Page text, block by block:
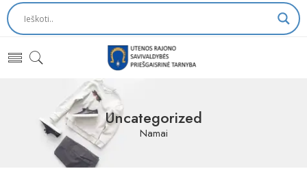
Uncategorized
Namai